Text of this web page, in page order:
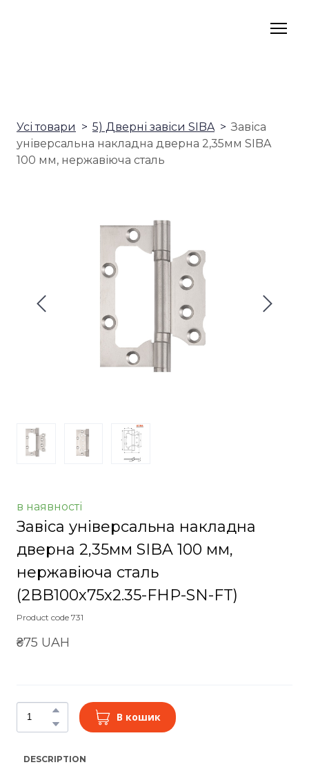
Усі товари 5) Дверні завіси SIBA
Завіса
універсальна накладна дверна 2,35мм SIBA
100 мм, нержавіюча сталь
в наявності
Завіса універсальна накладна
дверна 2,35мм SIBA 100 мм,
нержавіюча сталь
(2BB100х75х2.35-FHP-SN-FT)
Product code 731
₴75 UAH
В кошик
DESCRIPTION